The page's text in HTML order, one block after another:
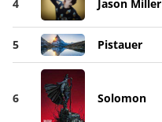
4 Jason Miller
5 Pistauer
6 Solomon